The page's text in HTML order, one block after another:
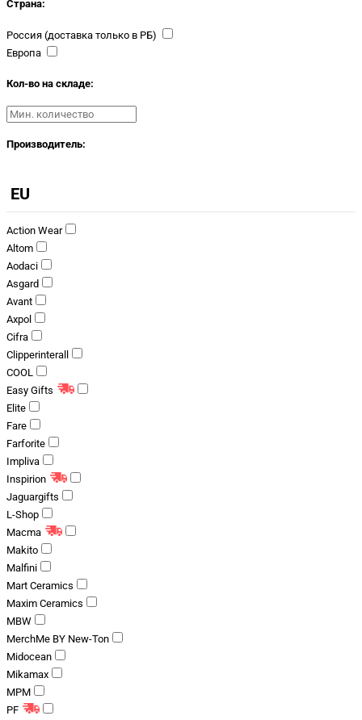
Страна:
Россия (доставка только в РБ)
Европа
Кол-во на складе:
Производитель:
EU
Action Wear
Altom
Aodaci
Asgard
Avant
Axpol
Cifra
Clipperinterall
COOL
Easy Gifts
Elite
Fare
Farforite
Impliva
Inspirion
Jaguargifts
L-Shop
Macma
Makito
Malfini
Mart Ceramics
Maxim Ceramics
MBW
MerchMe BY New-Ton
Midocean
Mikamax
MPM
PF